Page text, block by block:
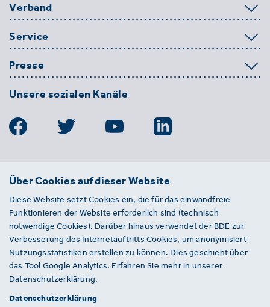
Verband
Service
Presse
Unsere sozialen Kanäle
BDE
Entsorgungs-, Wasser- und
Kreislaufwirtschaft e. V.
Von-der-Heydt-Straße 2
D 10785 Berlin
Sie haben einen Fehler auf unserer Website
gefunden? Ihnen ist ein defekter Link
aufgefallen? Wir freuen uns über Ihren
Über Cookies auf dieser Website
Diese Website setzt Cookies ein, die für das einwandfreie
Funktionieren der Website erforderlich sind (technisch
notwendige Cookies). Darüber hinaus verwendet der BDE zur
Verbesserung des Internetauftritts Cookies, um anonymisiert
Nutzungsstatistiken erstellen zu können. Dies geschieht über
das Tool Google Analytics. Erfahren Sie mehr in unserer
Datenschutzerklärung.
Datenschutzerklärung